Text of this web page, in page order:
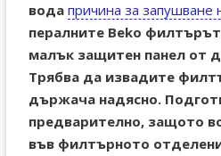
вода причина за запушване
пералните Beko
малък защитен панел от
Трябва да извадите
държача надясно.
предварително, защото
във филтърното